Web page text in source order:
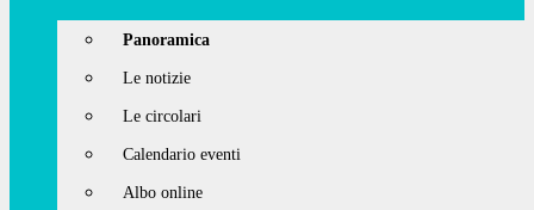
Panoramica
Le notizie
Le circolari
Calendario eventi
Albo online